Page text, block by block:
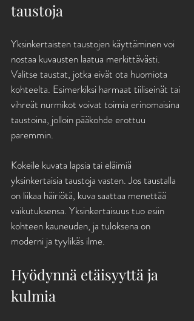
taustoja
Yksinkertaisten taustojen käyttäminen voi
nostaa kuvausten laatua merkittävästi.
Valitse taustat, jotka eivät ota huomiota
kohteelta. Esimerkiksi harmaat tiiliseinät tai
vihreät nurmikot voivat toimia erinomaisina
taustoina, jolloin pääkohde erottuu
paremmin.
Kokeile kuvata lapsia tai eläimiä
yksinkertaisia taustoja vasten. Jos taustalla
on liikaa häiriötä, kuva saattaa menettää
vaikutuksensa. Yksinkertaisuus tuo esiin
kohteen kauneuden, ja tuloksena on
moderni ja tyylikäs ilme.
Hyödynnä etäisyyttä ja
kulmia